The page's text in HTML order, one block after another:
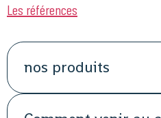
Les références
nos produits